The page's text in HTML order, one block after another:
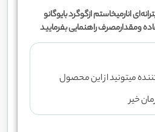
انارمیخاستم ازگوگرد بایوگانو
ومقدارمصرف راهنمایی بفرمایید
میتونید از این محصول
خیر